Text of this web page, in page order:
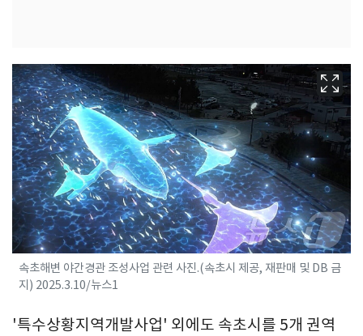
속초해변 야간경관 조성사업 관련 사진.(속초시 제공, 재판매 및 DB 금
지) 2025.3.10/뉴스1
'특수상황지역개발사업' 외에도 속초시를 5개 권역